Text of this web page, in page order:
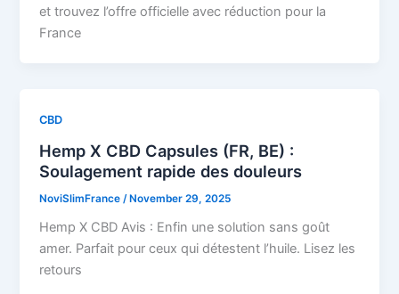
et trouvez l’offre officielle avec réduction pour la
France
CBD
Hemp X CBD Capsules (FR, BE) :
Soulagement rapide des douleurs
NoviSlimFrance /November 29, 2025
Hemp X CBD Avis : Enfin une solution sans goût
amer. Parfait pour ceux qui détestent l’huile. Lisez les
retours